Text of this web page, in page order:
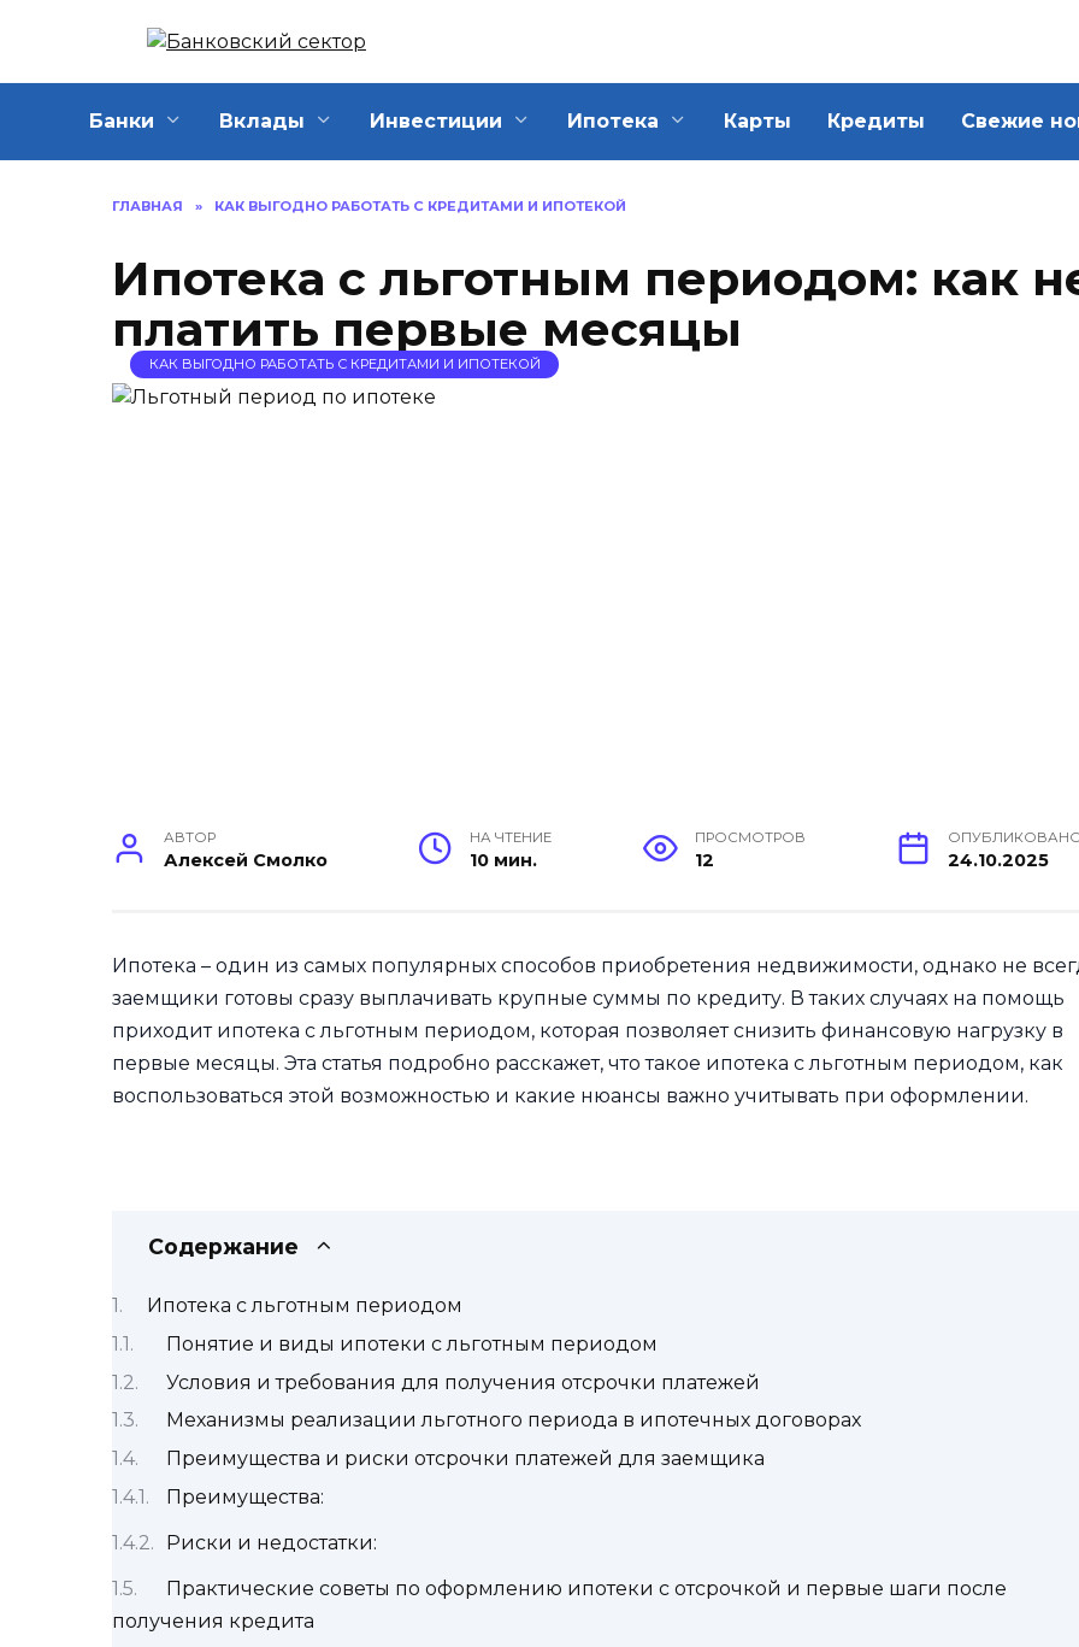
Банки Вклады Инвестиции Ипотека Карты Кредиты Свежие
ГЛАВНАЯ » КАК ВЫГОДНО РАБОТАТЬ С КРЕДИТАМИ И ИПОТЕКОЙ
Ипотека с льготным периодом: как
платить первые месяцы
КАК ВЫГОДНО РАБОТАТЬ С КРЕДИТАМИ И ИПОТЕКОЙ
АВТОР
Алексей Смолко
НА ЧТЕНИЕ
10 мин.
ПРОСМОТРОВ
12 24.10.2025
Ипотека – один из самых популярных способов приобретения недвижимости, однако не
заемщики готовы сразу выплачивать крупные суммы по кредиту. В таких случаях на помощь
приходит ипотека с льготным периодом, которая позволяет снизить финансовую нагрузку в
первые месяцы. Эта статья подробно расскажет, что такое ипотека с льготным периодом, как
воспользоваться этой возможностью и какие нюансы важно учитывать при оформлении.
Содержание
Ипотека с льготным периодом
Понятие и виды ипотеки с льготным периодом
Условия и требования для получения отсрочки платежей
Механизмы реализации льготного периода в ипотечных договорах
Преимущества и риски отсрочки платежей для заемщика
Преимущества:
Риски и недостатки:
Практические советы по оформлению ипотеки с отсрочкой и первые шаги после
получения кредита